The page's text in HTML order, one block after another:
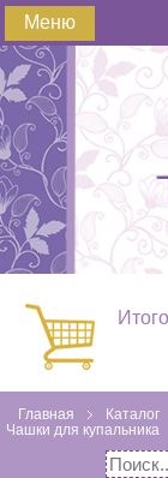
Меню
Главная Каталог
Чашки для купальника